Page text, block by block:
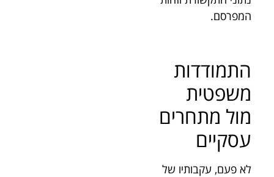
המפרסם.
התמודדות
משפטית
מול מתחרים
עסקיים
לא פעם, עקבותיו של